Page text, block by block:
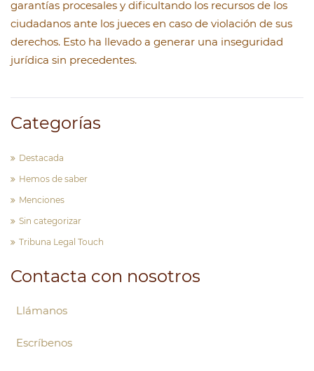
garantías procesales y dificultando los recursos de los
ciudadanos ante los jueces en caso de violación de sus
derechos. Esto ha llevado a generar una inseguridad
jurídica sin precedentes.
Categorías
Destacada
Hemos de saber
Menciones
Sin categorizar
Tribuna Legal Touch
Contacta con nosotros
Llámanos
Escríbenos